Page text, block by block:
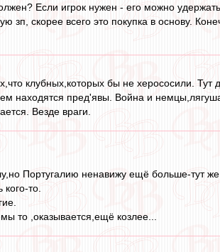
Если игрок нужен - его можно
зп, скорее всего это покупка в основу.
клубных,которых бы не херососили. Тут
находятся пред'явы. Война и
Везде враги.
Португалию ненавижу ещё больше-тут же
то.
то ,оказывается,ещё козлее...